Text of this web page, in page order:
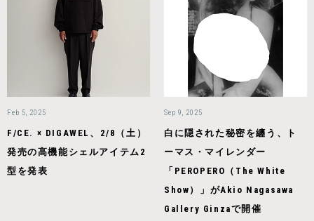
Feb 5, 2025
F/CE. × DIGAWEL、2/8（土）
発売の高機能シェルアイテム2
型を発表
Sep 9, 2025
白に隠された秘密を纏う、ト
ーマス・マイレンダー
「PEROPERO（The White
Show）」がAkio Nagasawa
Gallery Ginzaで開催